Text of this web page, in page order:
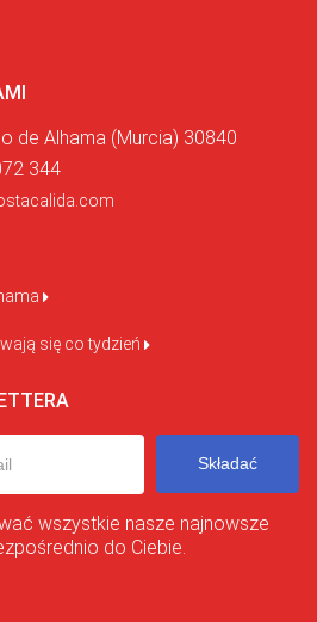
de Alhama (Murcia) 30840
344
się co tydzień
Składać
wszystkie nasze najnowsze
do Ciebie.